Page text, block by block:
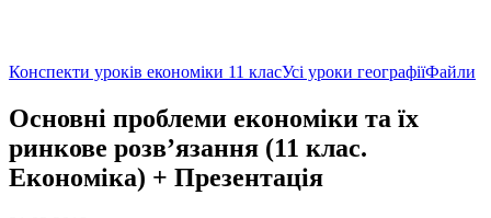
Конспекти уроків економіки 11 класУсі уроки географіїФайли
Основні проблеми економіки та їх
ринкове розв’язання (11 клас.
Економіка) + Презентація